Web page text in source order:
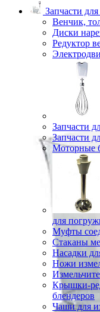
Запчасти
Венчик,
Диски
Редуктор
Запчасти
Запчасти
Моторные
для
Муфты
Стаканы
Насадки
Ножи
Крышки-
блендеров
Чаши для